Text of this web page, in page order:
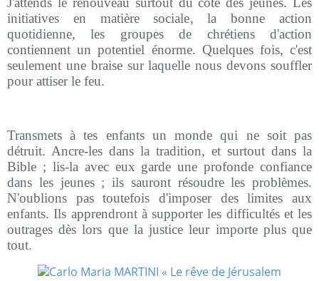
initiatives en matière sociale, la bonne action
quotidienne, les groupes de chrétiens d'action
contiennent un potentiel énorme. Quelques fois, c'est
seulement une braise sur laquelle nous devons souffler
pour attiser le feu.
Transmets à tes enfants un monde qui ne soit pas
détruit. Ancre-les dans la tradition, et surtout dans la
Bible ; lis-la avec eux garde une profonde confiance
dans les jeunes ; ils sauront résoudre les problèmes.
N'oublions pas toutefois d'imposer des limites aux
enfants. Ils apprendront à supporter les difficultés et les
outrages dès lors que la justice leur importe plus que
tout.